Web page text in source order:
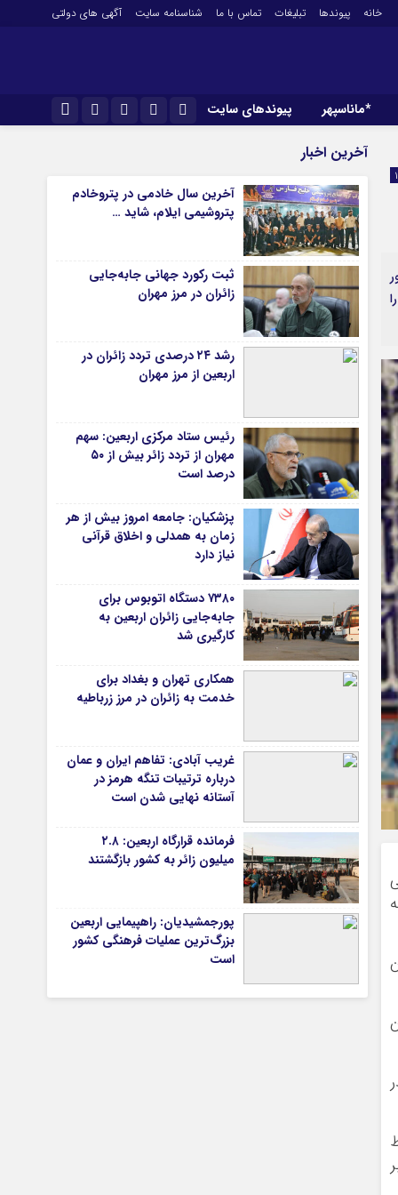
خانه پیوندها تبلیغات تماس با ما شناسنامه سایت آگهی های دولتی
*ماناسپهر پیوندهای سایت
سروش
ایتا
آپارات
رمز عبور
مرا به خاطر بسپار
اطلاعات
باشگاه پرسپولیس
باشگاه استقلال
کشتی و وزنه‌برداری
ورزشهای رزمی
ورزش زنان
توپ و تور
سایر حوزه ها
دانشگاه
آموزش و پرورش
بهداشت و درمان
سبک زندگی
حوادث، انتظامی
شهری و رفاهی
شهرداری و شورای شهر
*ماناسپهر
اطلاعیه
پیام تبریک ماناسپهر
پیوندهای سایت
آخرین اخبار
آخرین سال خادمی در پتروخادم
پتروشیمی ایلام، شاید …
ثبت رکورد جهانی جابه‌جایی
زائران در مرز مهران
رشد ۲۴ درصدی تردد زائران در
اربعین از مرز مهران
رئیس ستاد مرکزی اربعین: سهم
مهران از تردد زائر بیش از ۵۰
درصد است
پزشکیان: جامعه امروز بیش از هر
زمان به همدلی و اخلاق قرآنی
نیاز دارد
۷۳۸۰ دستگاه اتوبوس برای
جابه‌جایی زائران اربعین به‌
کارگیری شد
همکاری تهران و بغداد برای
خدمت به زائران در مرز زرباطیه
غریب آبادی: تفاهم ایران و عمان
درباره ترتیبات تنگه هرمز در
آستانه نهایی شدن است
فرمانده قرارگاه اربعین: ۲.۸
میلیون زائر به کشور بازگشتند
پورجمشیدیان: راهپیمایی اربعین
بزرگ‌ترین عملیات فرهنگی کشور
است